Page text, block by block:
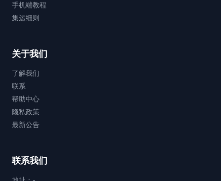
手机端教程
集运细则
关于我们
了解我们
联系
帮助中心
隐私政策
最新公告
联系我们